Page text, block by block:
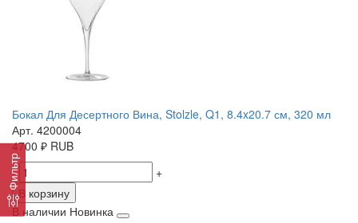
Фильтр
Бокал Для Десертного Вина, Stolzle, Q1, 8.4x20.7 см, 320 мл
Арт. 4200004
4700 ₽ RUB
-
+
В корзину
В наличии Новинка